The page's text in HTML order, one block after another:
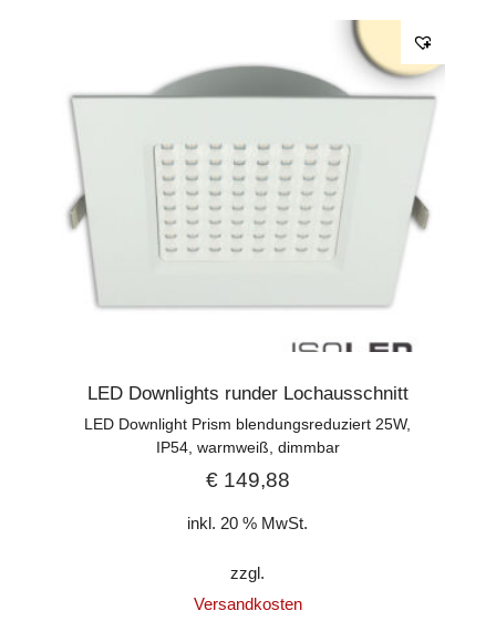
LED Downlights runder Lochausschnitt
LED Downlight Prism blendungsreduziert 25W,
IP54, warmweiß, dimmbar
€149,88
inkl. 20 % MwSt.
zzgl.
Versandkosten